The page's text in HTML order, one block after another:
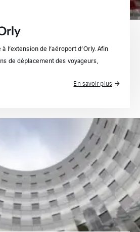
l’extension de l’aéroport d’Orly. Afin
de déplacement des voyageurs,
En savoir plus